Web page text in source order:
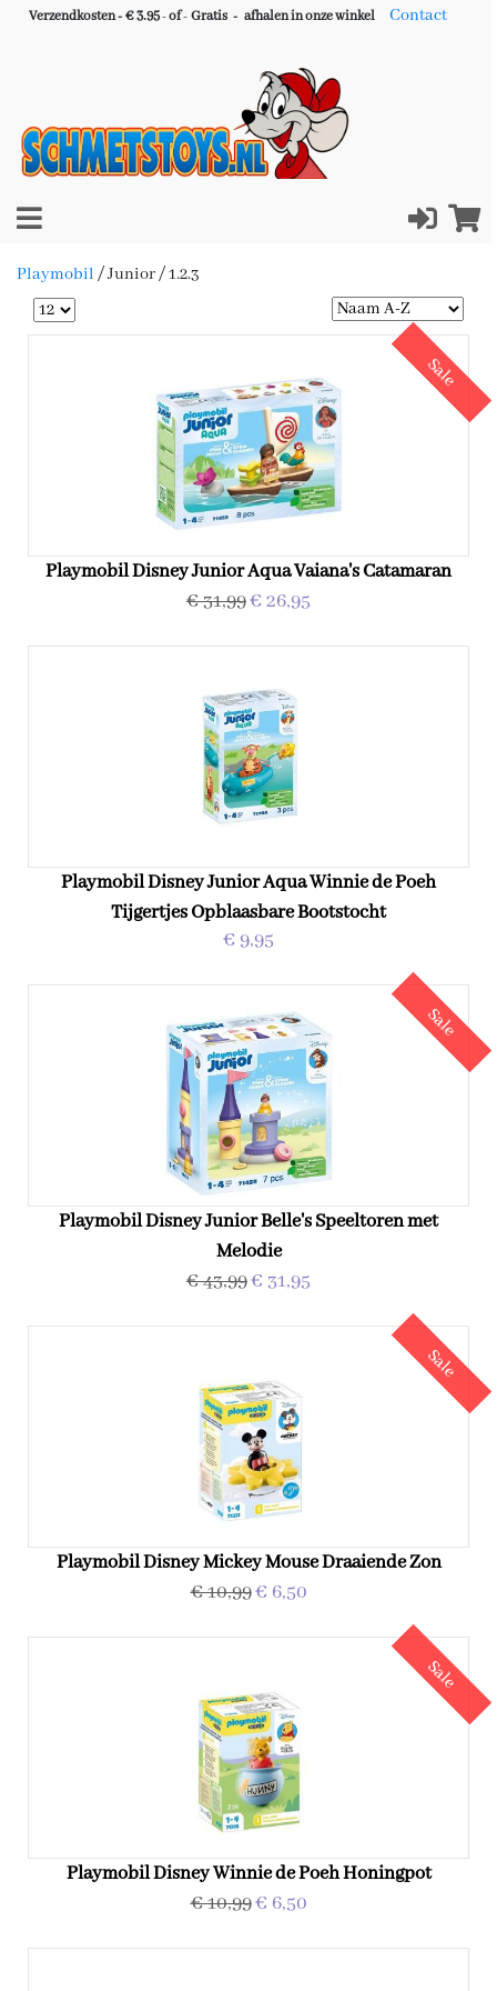
Verzendkosten - € 3.95-of- Gratis - afhalen in onze winkel Contact
Playmobil /Junior / 1.2.3
Sale
Playmobil Disney Junior Aqua Vaiana's Catamaran
€ 31,99€ 26,95
Playmobil Disney Junior Aqua Winnie de Poeh
Tijgertjes Opblaasbare Bootstocht
€ 9,95
Sale
Playmobil Disney Junior Belle's Speeltoren met
Melodie
€ 43,99€ 31,95
Sale
Playmobil Disney Mickey Mouse Draaiende Zon
€ 10,99€ 6,50
Sale
Playmobil Disney Winnie de Poeh Honingpot
€ 10,99€ 6,50